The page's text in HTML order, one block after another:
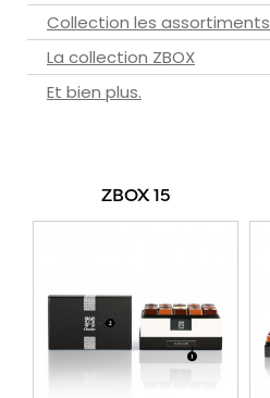
Collection les assortiments
La collection ZBOX
Et bien plus.
ZBOX 15